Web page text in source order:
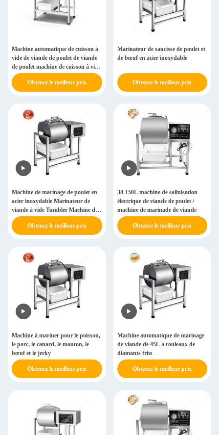
Machine automatique de cuisson à
vide de viande de poulet de viande
de poulet machine de cuisson à vide
de viande de poulet pour la cuisson
rapideObtenez le meilleur prix
Marinateur de saucisse de poulet et
de bœuf en acier inoxydable
Obtenez le meilleur prix
Machine de marinage de poulet en
acier inoxydable Marinateur de
viande à vide Tumbler Machine de
poulet
Obtenez le meilleur prix
38-150L machine de salinisation
électrique de viande de poulet /
machine de marinade de viande
Obtenez le meilleur prix
Machine à mariner pour le poisson,
le porc, le canard, le mouton, le
bœuf et le jerky
Obtenez le meilleur prix
Machine automatique de marinage
de viande de 45L à rouleaux de
diamants frits
Obtenez le meilleur prix